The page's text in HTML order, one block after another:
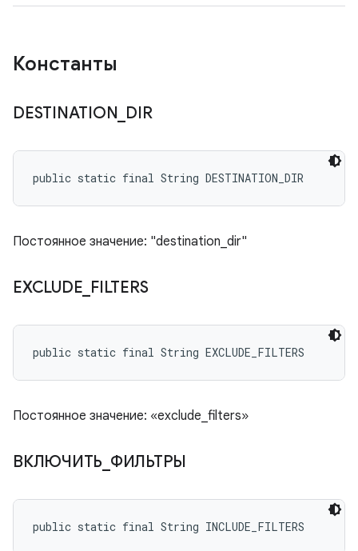
Константы
DESTINATION DIR
public static final String DESTINATION_DIR
Постоянное значение: "destination_dir"
EXCLUDE FILTERS
public static final String EXCLUDE_FILTERS
Постоянное значение: «exclude_filters»
ВКЛЮЧИТЬ ФИЛЬТРЫ
public static final String INCLUDE_FILTERS